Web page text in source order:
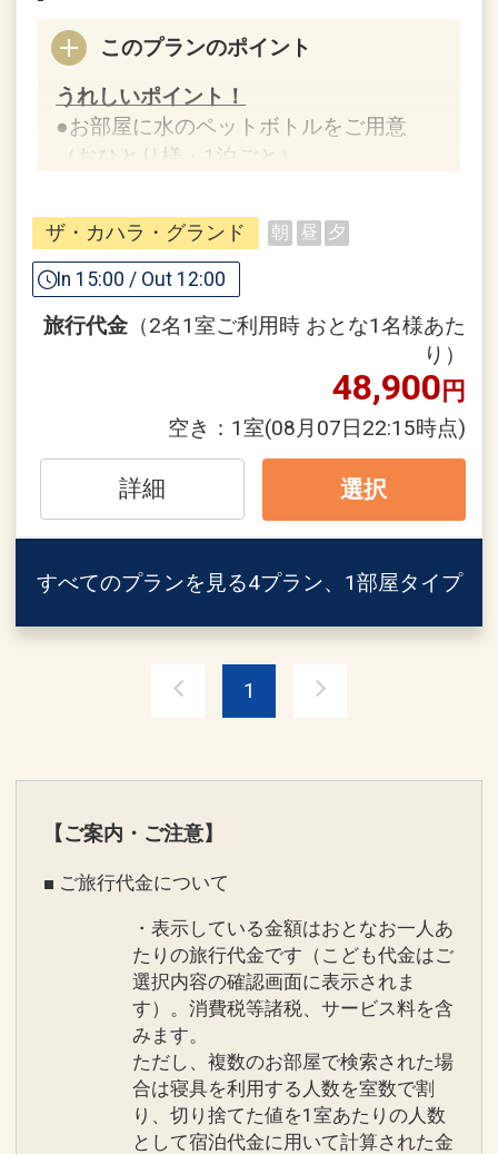
このプランのポイント
うれしいポイント！
●お部屋に水のペットボトルをご用意
（おひとり様・1泊ごと）
※旅行代金に含まれます。
「食事なしプラン」と「朝食付プラン」
●「食事なしプラン」と「朝食付プラ
※ご覧のページがどちらかを【食事条
の項目でご確認のうえ、予約にお進
み下さい。
設定期間：2026年4月1日～2027年3月
31日
17444070
ザ・カハラ・グランド 朝 昼 夕
In 15:00 / Out 12:00
旅行代金 （2名1室ご利用時 おとな1名様あた
り）
48,900円
空き： 1室(08月07日22:15時点)
詳細 選択
すべてのプランを見る4プラン、1部屋タイプ
1
【ご案内・ご注意】
■ ご旅行代金について
・表示している金額はおとなお一人あ
たりの旅行代金です（こども代金はご
選択内容の確認画面に表示されま
す）。消費税等諸税、サービス料を含
みます。
ただし、複数のお部屋で検索された場
合は寝具を利用する人数を室数で割
り、切り捨てた値を1室あたりの人数
として宿泊代金に用いて計算された金